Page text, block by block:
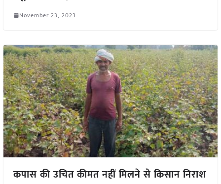
November 23, 2023
कपास की उचित कीमत नहीं मिलने से किसान निराश